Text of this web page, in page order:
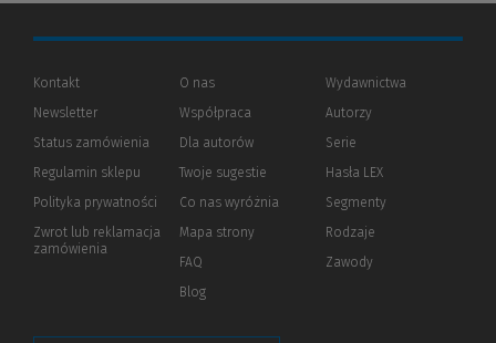
Kontakt
Newsletter
Status zamówienia
Regulamin sklepu
Polityka prywatności (Nowe
(Link
innej
Zwrot lub reklamacja
zamówienia
O nas
Współpraca
Dla autorów(Nowe
(Link
innej
Twoje sugestie
Co nas wyróżnia
Mapa strony
FAQ
Blog
Wydawnictwa
Autorzy
Serie
Hasła LEX
Segmenty
Rodzaje
Zawody